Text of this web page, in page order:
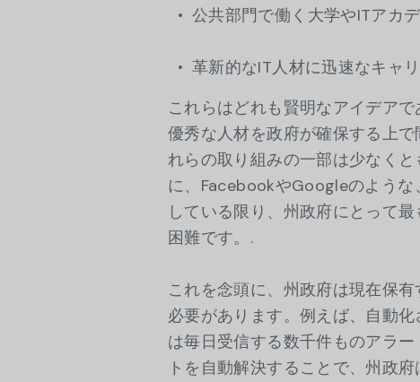
公共部門で働く大学やITアカ
革新的なIT人材に迅速なキャ
これらはどれも賢明なアイデア
優秀な人材を政府が確保する上
れらの取り組みの一部は少なく
に、FacebookやGoogleのよう
している限り、州政府にとって
困難です。.
これを念頭に、州政府は現在保
必要があります。例えば、自動
は毎日受信する数千件ものアラ
トを自動解決することで、州政